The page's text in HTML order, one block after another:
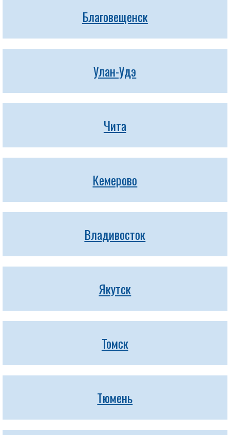
Благовещенск
Улан-Удэ
Чита
Кемерово
Владивосток
Якутск
Томск
Тюмень